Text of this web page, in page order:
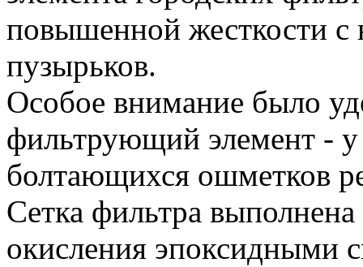
повышенной жесткости с
пузырьков.
Особое внимание было
фильтрующий элемент -
болтающихся ошметков
Сетка фильтра
окисления эпоксидными